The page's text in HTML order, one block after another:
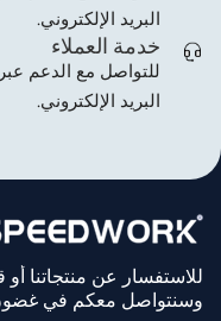
البريد الإلكتروني.
خدمة العملاء
للتواصل مع الدعم عبر
البريد الإلكتروني.
للاستفسار عن منتجاتنا أو
وسنتواصل معكم في غضون 24